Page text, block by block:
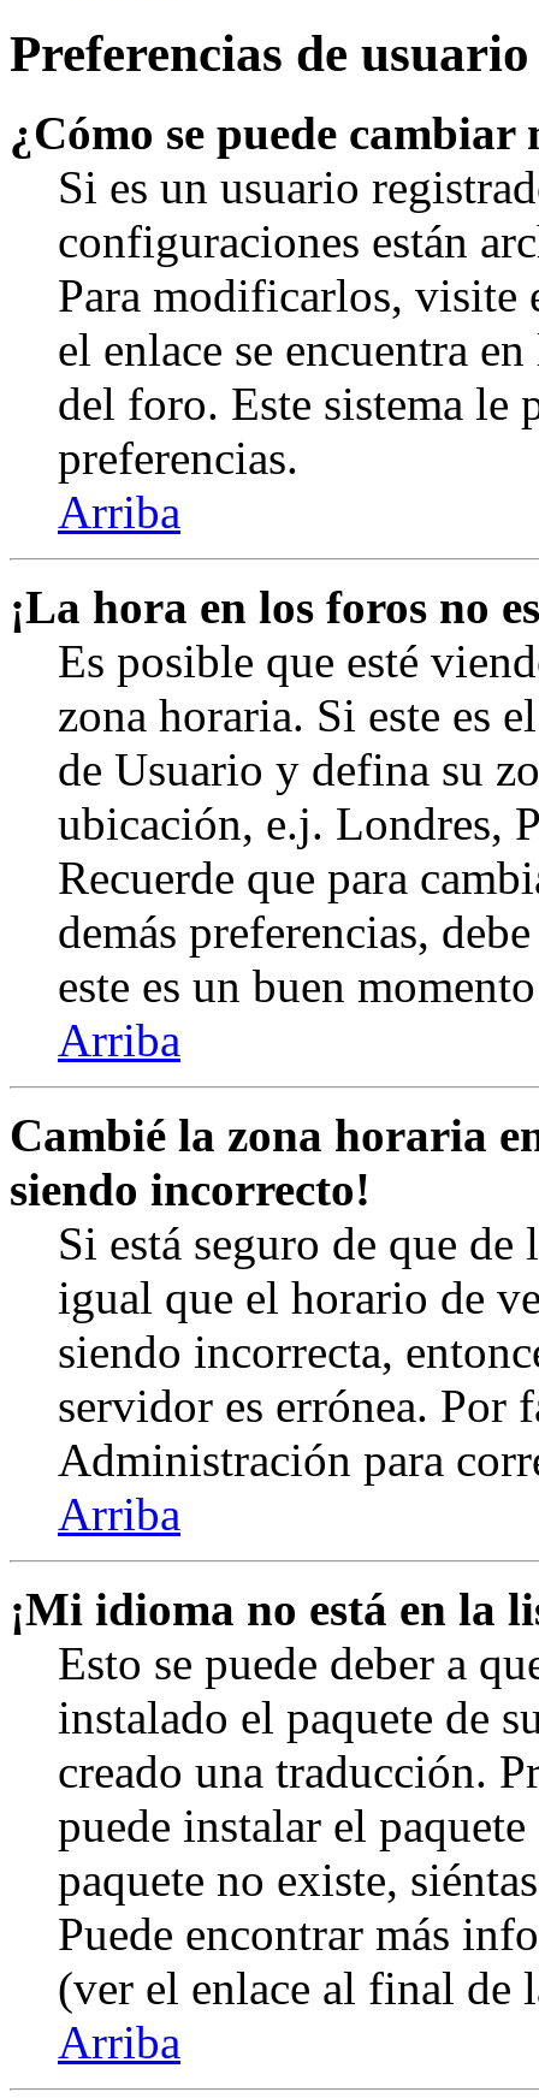
Preferencias de
¿Cómo se puede
Si es un usuario
configuraciones están
Para modificarlos, visite
el enlace se encuentra
del foro. Este sistema le
preferencias.
Arriba
¡La hora en los foros no
Es posible que esté
zona horaria. Si este es
de Usuario y defina su
ubicación, e.j. Londres,
Recuerde que para
demás preferencias,
este es un buen
Arriba
Cambié la zona horaria
siendo incorrecto!
Si está seguro de que
igual que el horario de
siendo incorrecta,
servidor es errónea. Por
Administración para
Arriba
¡Mi idioma no está en la
Esto se puede deber a
instalado el paquete de
creado una traducción.
puede instalar el
paquete no existe,
Puede encontrar más
(ver el enlace al final de
Arriba